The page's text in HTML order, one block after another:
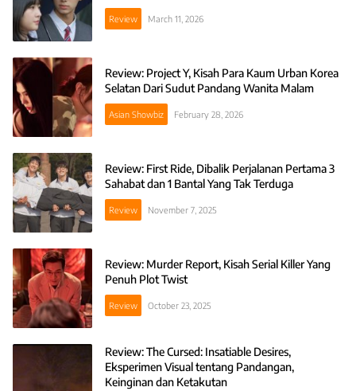
Review March 11, 2026
Review: Project Y, Kisah Para Kaum Urban Korea
Selatan Dari Sudut Pandang Wanita Malam
Asian Showbiz February 28, 2026
Review: First Ride, Dibalik Perjalanan Pertama 3
Sahabat dan 1 Bantal Yang Tak Terduga
Review November 7, 2025
Review: Murder Report, Kisah Serial Killer Yang
Penuh Plot Twist
Review October 23, 2025
Review: The Cursed: Insatiable Desires,
Eksperimen Visual tentang Pandangan,
Keinginan dan Ketakutan